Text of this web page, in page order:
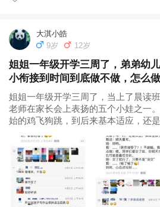
大淇小皓
9岁
12岁
姐姐一年级开学三周了，弟弟幼
小衔接到时间到底做不做，怎么
姐姐一年级开学三周了，当上了晨读
老师在家长会上表扬的五个小娃之一
始的鸡飞狗跳，到后来基本适应，还
音，写字，数学什么都没弄（除了英
他的...